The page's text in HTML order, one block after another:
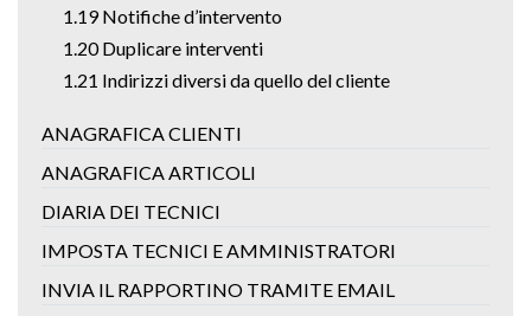
1.19 Notifiche d’intervento
1.20 Duplicare interventi
1.21 Indirizzi diversi da quello del cliente
ANAGRAFICA CLIENTI
ANAGRAFICA ARTICOLI
DIARIA DEI TECNICI
IMPOSTA TECNICI E AMMINISTRATORI
INVIA IL RAPPORTINO TRAMITE EMAIL